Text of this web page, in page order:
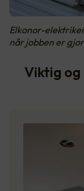
Elkonor-
når jobben er
Viktig og